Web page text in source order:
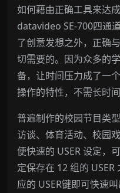
如何藉由正确工具来达
datavideo SE-700四通
了创意发想之外，正确
切需要的。因为众多的
备，让时间压力成了一
操作的特性，不需长时
普遍制作的校园节目类
访谈、体育活动、校园
便快速的 USER 设定，
定保存在 12 组的
应的 USER键即可快速